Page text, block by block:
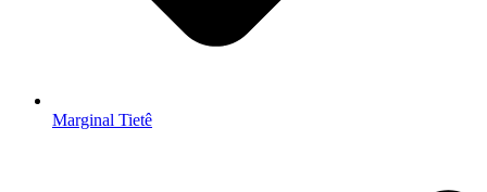
Marginal Tietê